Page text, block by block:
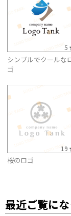
5
シンプルでクールな
ゴ
19
桜のロゴ
最近ご覧に